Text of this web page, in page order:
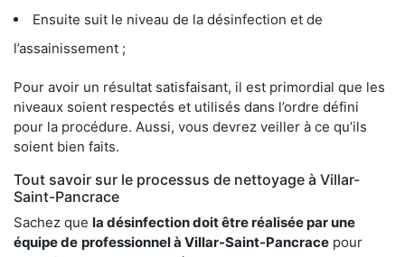
Ensuite suit le niveau de la désinfection et de
l’assainissement ;
Pour avoir un résultat satisfaisant, il est primordial que les
niveaux soient respectés et utilisés dans l’ordre défini
pour la procédure. Aussi, vous devrez veiller à ce qu’ils
soient bien faits.
Tout savoir sur le processus de nettoyage à Villar-
Saint-Pancrace
Sachez que la désinfection doit être réalisée par une
équipe de professionnel à Villar-Saint-Pancrace pour